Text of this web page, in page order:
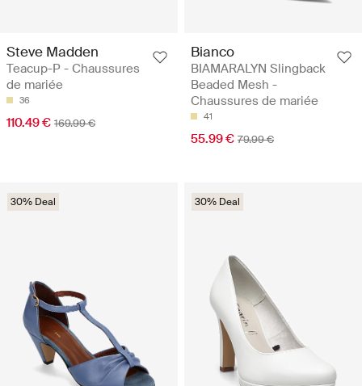
Steve Madden
Teacup-P - Chaussures
de mariée
36
110.49 € 169.99 €
Bianco
BIAMARALYN Slingback
Beaded Mesh -
Chaussures de mariée
41
55.99 € 79.99 €
30% Deal 30% Deal